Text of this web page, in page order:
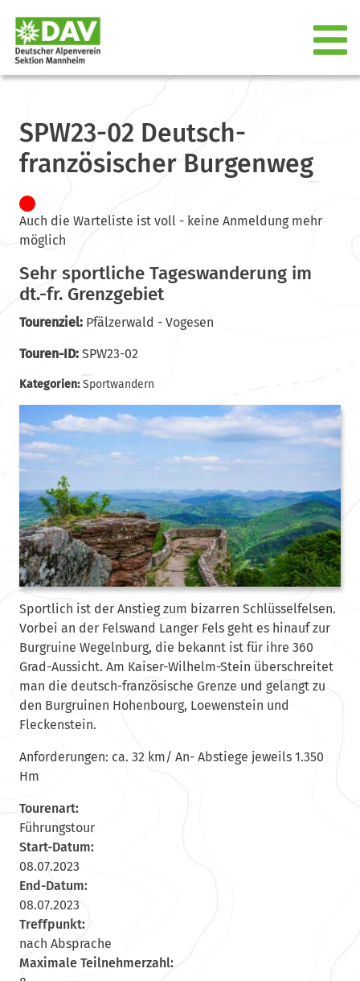
SPW23-02 Deutsch-
französischer Burgenweg
Auch die Warteliste ist voll - keine Anmeldung mehr
möglich
Sehr sportliche Tageswanderung im
dt.-fr. Grenzgebiet
Tourenziel:Pfälzerwald - Vogesen
Touren-ID:SPW23-02
Kategorien:Sportwandern
Sportlich ist der Anstieg zum bizarren Schlüsselfelsen.
Vorbei an der Felswand Langer Fels geht es hinauf zur
Burgruine Wegelnburg, die bekannt ist für ihre 360
Grad-Aussicht. Am Kaiser-Wilhelm-Stein überschreitet
man die deutsch-französische Grenze und gelangt zu
den Burgruinen Hohenbourg, Loewenstein und
Fleckenstein.
Anforderungen: ca. 32 km/ An- Abstiege jeweils 1.350
Hm
Tourenart:
Führungstour
Start-Datum:
08.07.2023
End-Datum:
08.07.2023
Treffpunkt:
nach Absprache
Maximale Teilnehmerzahl: